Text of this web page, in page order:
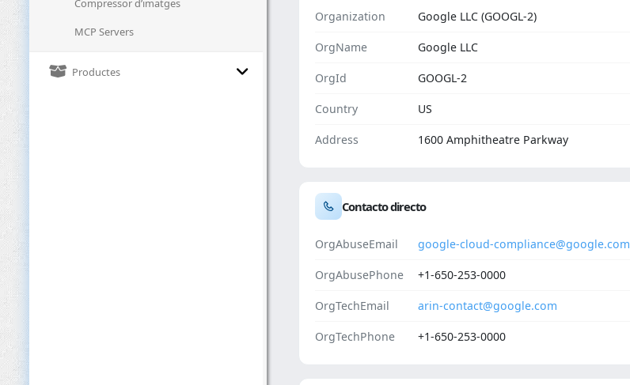
Compressor d’imatges
MCP Servers
Productes
Organization Google LLC (GOOGL-2)
OrgName Google LLC
OrgId GOOGL-2
Country US
Address 1600 Amphitheatre Parkway
Contacto directo
OrgAbuseEmail google-cloud-compliance@google.com
OrgAbusePhone +1-650-253-0000
OrgTechEmail arin-contact@google.com
OrgTechPhone +1-650-253-0000